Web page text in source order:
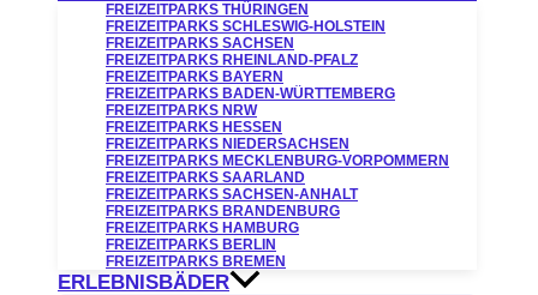
FREIZEITPARKS THÜRINGEN
FREIZEITPARKS SCHLESWIG-HOLSTEIN
FREIZEITPARKS SACHSEN
FREIZEITPARKS RHEINLAND-PFALZ
FREIZEITPARKS BAYERN
FREIZEITPARKS BADEN-WÜRTTEMBERG
FREIZEITPARKS NRW
FREIZEITPARKS HESSEN
FREIZEITPARKS NIEDERSACHSEN
FREIZEITPARKS MECKLENBURG-VORPOMMERN
FREIZEITPARKS SAARLAND
FREIZEITPARKS SACHSEN-ANHALT
FREIZEITPARKS BRANDENBURG
FREIZEITPARKS HAMBURG
FREIZEITPARKS BERLIN
FREIZEITPARKS BREMEN
ERLEBNISBÄDER